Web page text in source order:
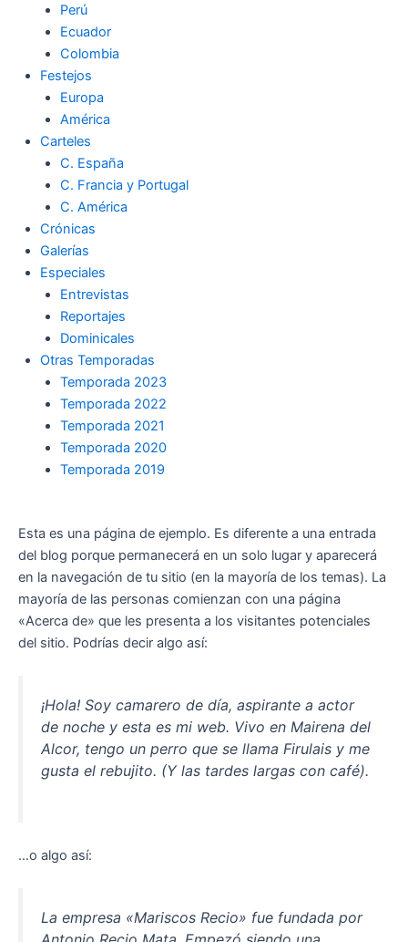
Perú
Ecuador
Colombia
Festejos
Europa
América
Carteles
C. España
C. Francia y Portugal
C. América
Crónicas
Galerías
Especiales
Entrevistas
Reportajes
Dominicales
Otras Temporadas
Temporada 2023
Temporada 2022
Temporada 2021
Temporada 2020
Temporada 2019
Esta es una página de ejemplo. Es diferente a una entrada
del blog porque permanecerá en un solo lugar y aparecerá
en la navegación de tu sitio (en la mayoría de los temas). La
mayoría de las personas comienzan con una página
«Acerca de» que les presenta a los visitantes potenciales
del sitio. Podrías decir algo así:
¡Hola! Soy camarero de día, aspirante a actor
de noche y esta es mi web. Vivo en Mairena del
Alcor, tengo un perro que se llama Firulais y me
gusta el rebujito. (Y las tardes largas con café).
…o algo así:
La empresa «Mariscos Recio» fue fundada por